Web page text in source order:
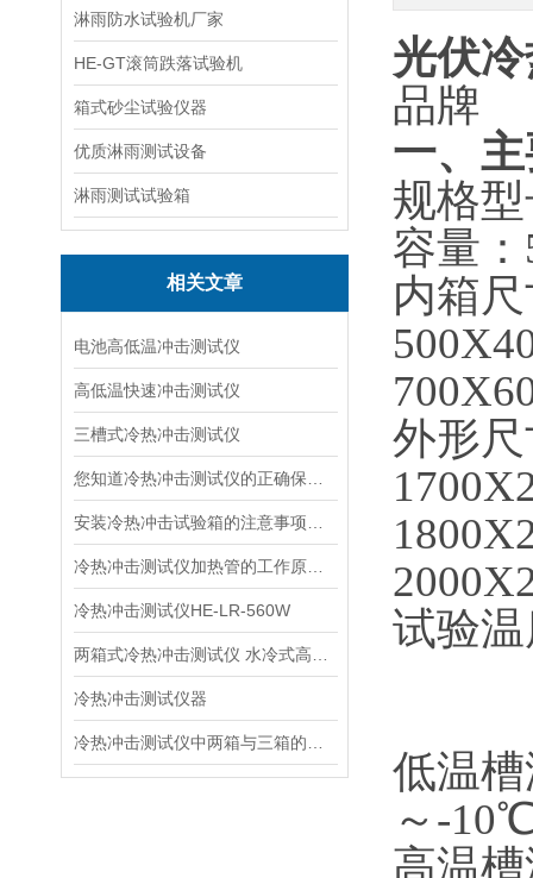
淋雨防水试验机厂家
HE-GT滚筒跌落试验机
箱式砂尘试验仪器
优质淋雨测试设备
淋雨测试试验箱
相关文章
电池高低温冲击测试仪
高低温快速冲击测试仪
三槽式冷热冲击测试仪
冷热冲击测试仪HE-LR-560W
冷热冲击测试仪器
光伏
品牌
一、
规格型
容量
内箱
外形
试验
低温
～-
高温